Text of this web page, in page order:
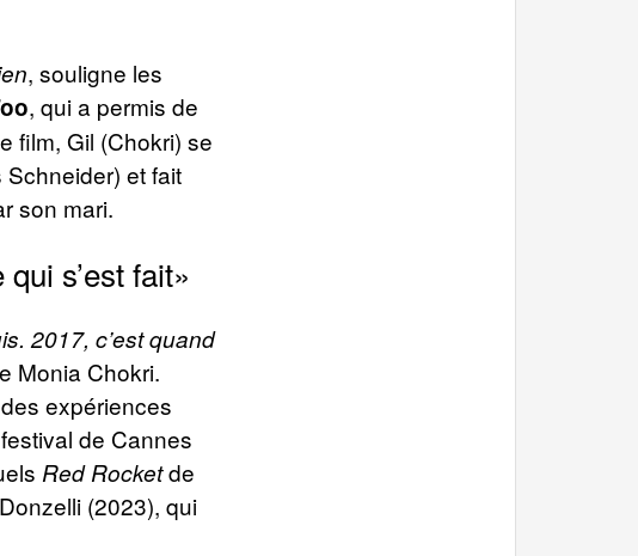
, souligne les
, qui a permis de
film, Gil (Chokri) se
et fait
son mari.
s’est fait»
2017, c’est quand
Monia Chokri.
expériences
de Cannes
Red Rocketde
(2023), qui